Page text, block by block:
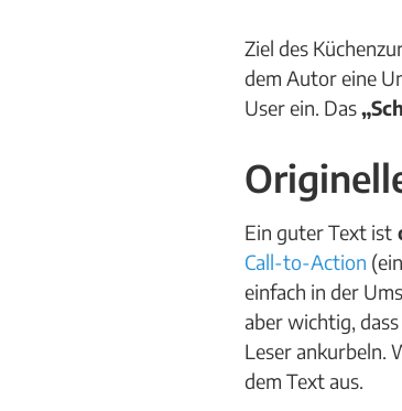
Ziel des
dem Autor eine
User ein. Das
Ein guter Text ist
Call-to-Action
einfach in der
aber wichtig,
Leser ankurbeln.
dem Text aus.